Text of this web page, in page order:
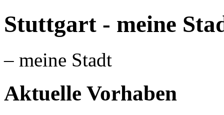
Stuttgart - meine
– meine Stadt
Aktuelle Vorhaben